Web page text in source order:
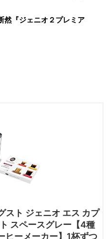
然『ジェニオ２プレミア
スト ジェニオ エス カプ
スペースグレー【4種
ヒーメーカー】1杯ずつ